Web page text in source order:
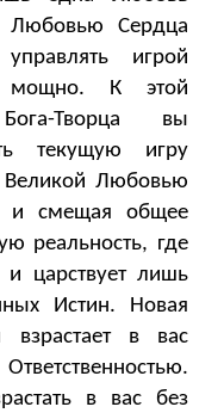
Сердца
игрой
мощно. К этой
Творца вы
текущую игру
Любовью
и смещая общее
реальность, где
царствует лишь
Истин. Новая
в вас
в вас без